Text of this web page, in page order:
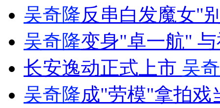
山西运城恶犬咬伤多人 警民合力深夜将其击毙
女孩北京地铁殴打老人 痛下狠手拳打脚踢
无痛分娩是否安全 医生回应
吴奇隆反串白发魔女"
吴奇隆变身"卓一航"
长安逸动正式上市 吴
吴奇隆成"劳模"拿拍戏